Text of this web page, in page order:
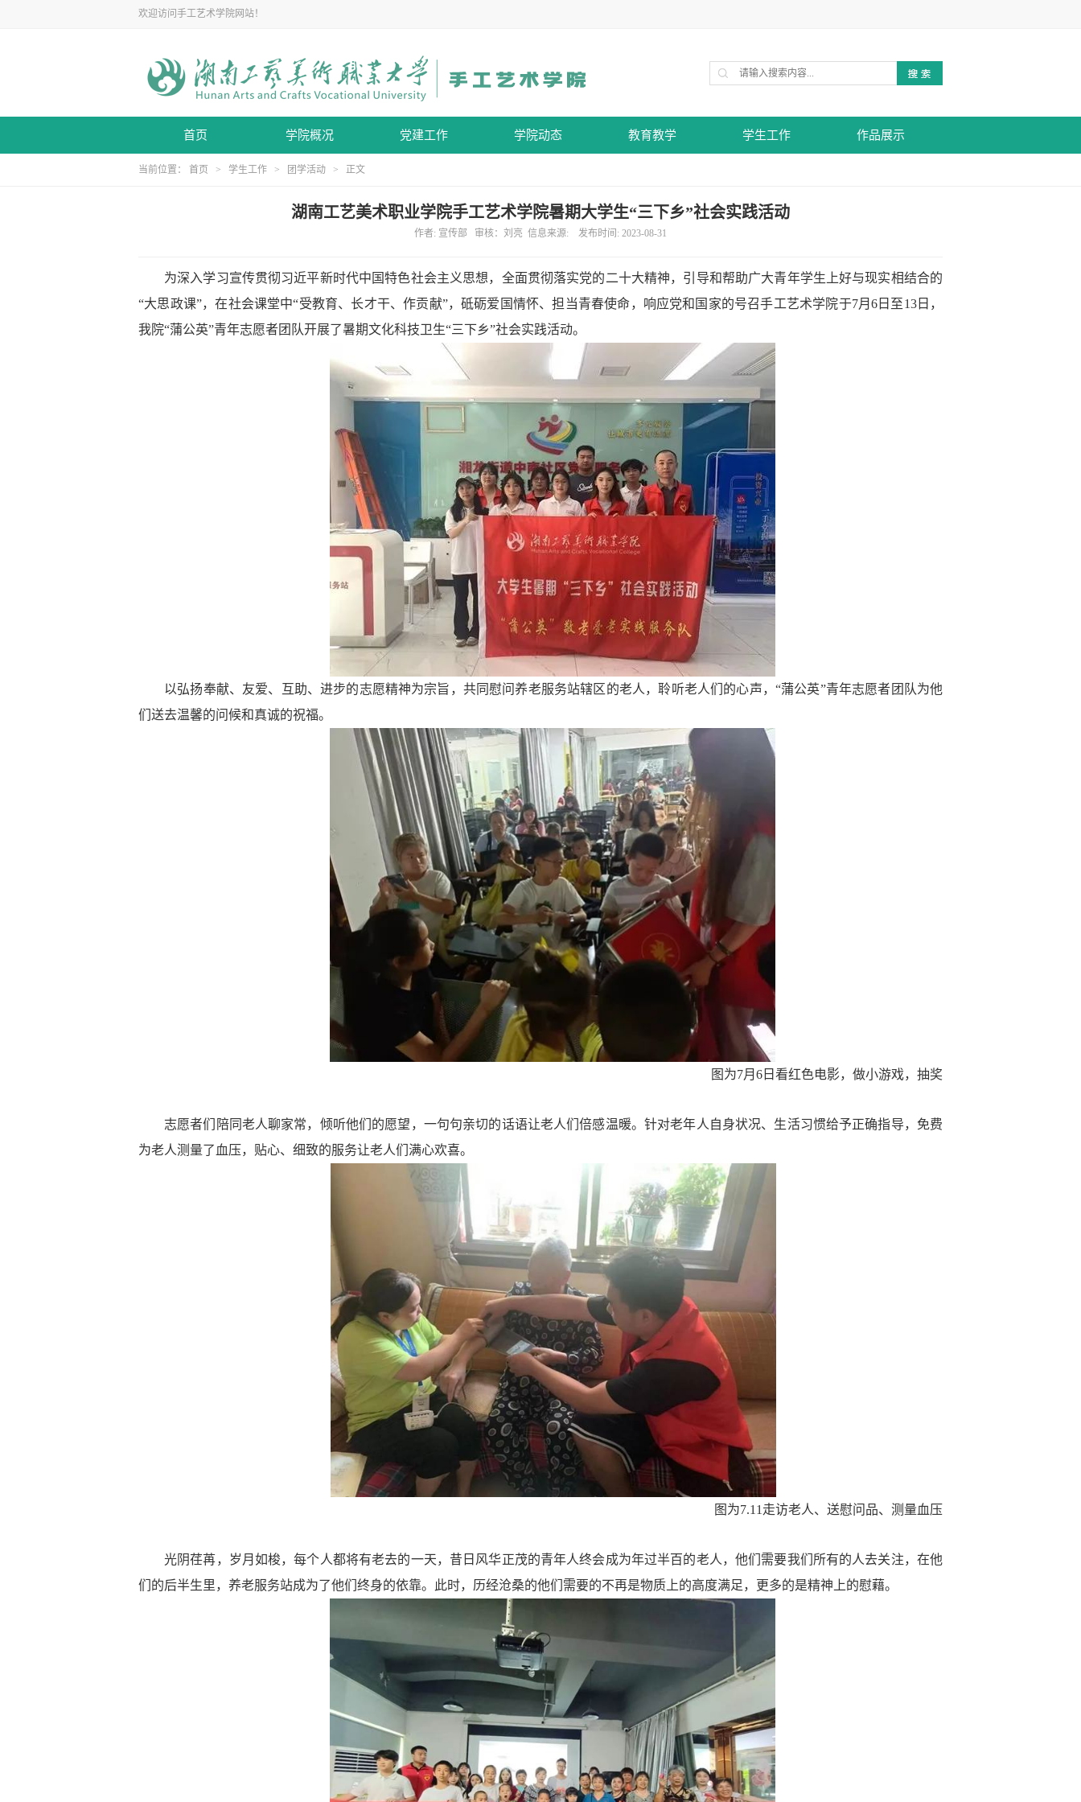
欢迎访问手工艺术学院网站！
首页 学院概况 党建工作 学院动态 教育教学 学生工作 作品展示
当前位置： 首页 > 学生工作 > 团学活动 > 正文
湖南工艺美术职业学院手工艺术学院暑期大学生“三下乡”社会实践活动
作者: 宣传部 审核：刘亮 信息来源: 发布时间: 2023-08-31
为深入学习宣传贯彻习近平新时代中国特色社会主义思想，全面贯彻落实党的二十大精神，引导和帮助广大青年学生上好与现实相结合的
“大思政课”，在社会课堂中“受教育、长才干、作贡献”，砥砺爱国情怀、担当青春使命，响应党和国家的号召手工艺术学院于7月6 日至13日，
我院“蒲公英”青年志愿者团队开展了暑期文化科技卫生“三下乡”社会实践活动。
以弘扬奉献、友爱、互助、进步的志愿精神为宗旨，共同慰问养老服务站辖区的老人，聆听老人们的心声， “蒲公英”青年志愿者团队为他
们送去温馨的问候和真诚的祝福。
图为7月 6 日看红色电影，做小游戏，抽奖
志愿者们陪同老人聊家常，倾听他们的愿望，一句句亲切的话语让老人们倍感温暖。针对老年人自身状况、生活习惯给予正确指导，免费
为老人测量了血压，贴心、细致的服务让老人们满心欢喜。
图为7.11 走访老人、送慰问品、测量血压
光阴荏苒，岁月如梭，每个人都将有老去的一天，昔日风华正茂的青年人终会成为年过半百的老人，他们需要我们所有的人去关注，在他
们的后半生里，养老服务站成为了他们终身的依靠。此时，历经沧桑的他们需要的不再是物质上的高度满足，更多的是精神上的慰藉。